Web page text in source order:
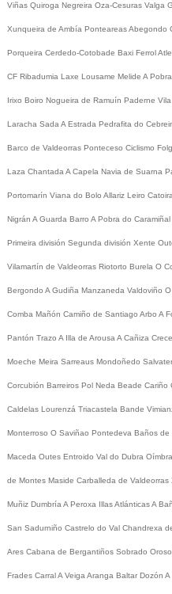
Viñas Quiroga Negreira Oza-Cesuras Valga
Xunqueira de Ambía PonteareasAbegondo
Porqueira Cerdedo-Cotobade Baxi Ferrol
CF Ribadumia Laxe Lousame Melide A
Irixo Boiro Nogueira de Ramuín Paderne
Laracha Sada A Estrada Pedrafita do
Barco de Valdeorras Ponteceso Ciclismo
Laza Chantada A Capela Navia de Suarna
Portomarín Viana do Bolo Allariz Leiro Catoira
Nigrán A Guarda Barro A Pobra do Caramiñal
Primeira división Segunda división Xente
Vilamartín de Valdeorras Riotorto Burela O
Bergondo A Gudiña Manzaneda Valdoviño
Comba Mañón Camiño de Santiago Arbo A
Pantón Trazo A Illa de Arousa A Cañiza
Moeche Meira Sarreaus Mondoñedo
Corcubión Barreiros Pol Neda Beade Cariño
Caldelas Lourenzá Triacastela Bande
Monterroso O Saviñao Pontedeva Baños de
Maceda Outes Entroido Val do Dubra Oímbra
de Montes Maside Carballeda de Valdeorras
Muñiz Dumbría A Peroxa Illas AtlánticasA
San Sadurniño Castrelo do Val Chandrexa
Ares Cabana de Bergantiños Sobrado Oroso
Frades CarralA Veiga Aranga Baltar Dozón A